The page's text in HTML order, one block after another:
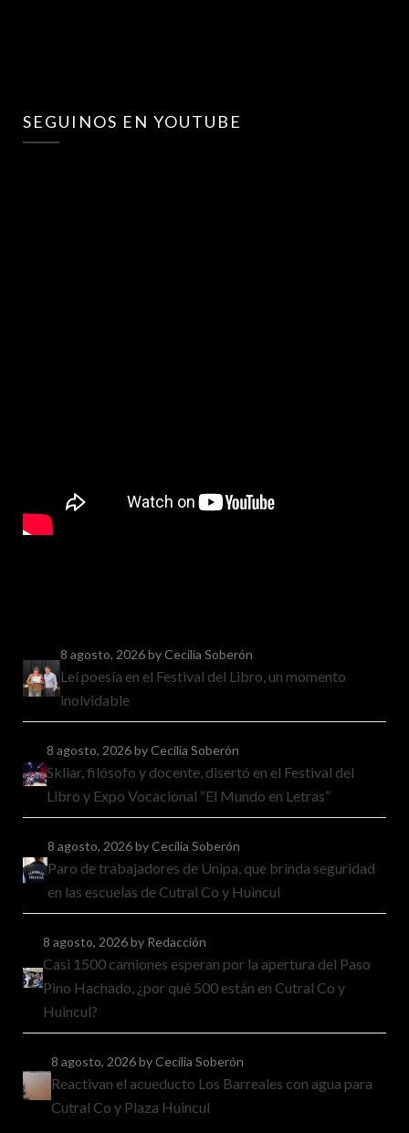
SEGUINOS EN YOUTUBE
8 agosto, 2026by Cecilia Soberón
Leí poesía en el Festival del Libro, un momento
inolvidable
8 agosto, 2026by Cecilia Soberón
Skliar, filósofo y docente, disertó en el Festival del
Libro y Expo Vocacional “El Mundo en Letras”
8 agosto, 2026by Cecilia Soberón
Paro de trabajadores de Unipa, que brinda seguridad
en las escuelas de Cutral Co y Huincul
8 agosto, 2026by Redacción
Casi 1500 camiones esperan por la apertura del Paso
Pino Hachado, ¿por qué 500 están en Cutral Co y
Huincul?
8 agosto, 2026by Cecilia Soberón
Reactivan el acueducto Los Barreales con agua para
Cutral Co y Plaza Huincul